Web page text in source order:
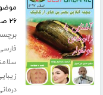
۲۶ صفحه